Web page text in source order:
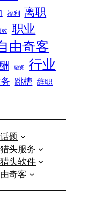
福利 离职
效 职业
由奇客
融资 行业
跳槽 辞职
题
头服务
头软件
奇客